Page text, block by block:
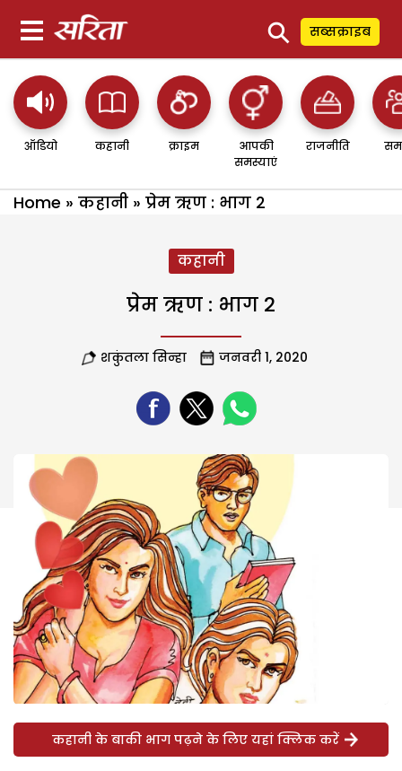
⚲ सब्सक्राइब
ऑडियो कहानी क्राइम
आपकी
समस्याएं
राजनीति
Home » कहानी » प्रेम ऋण : भाग 2
कहानी
प्रेम ऋण : भाग 2
शकुंतला सिन्हा जनवरी 1, 2020
कहानी के बाकी भाग पढ़ने के लिए यहां क्लिक करें